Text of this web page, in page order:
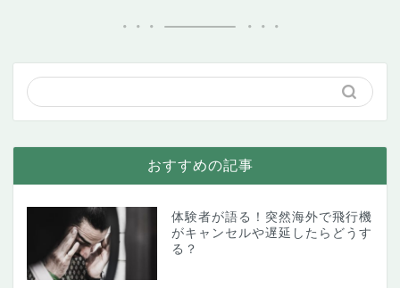
おすすめの記事
体験者が語る！突然海外で飛行機
がキャンセルや遅延したらどうす
る？